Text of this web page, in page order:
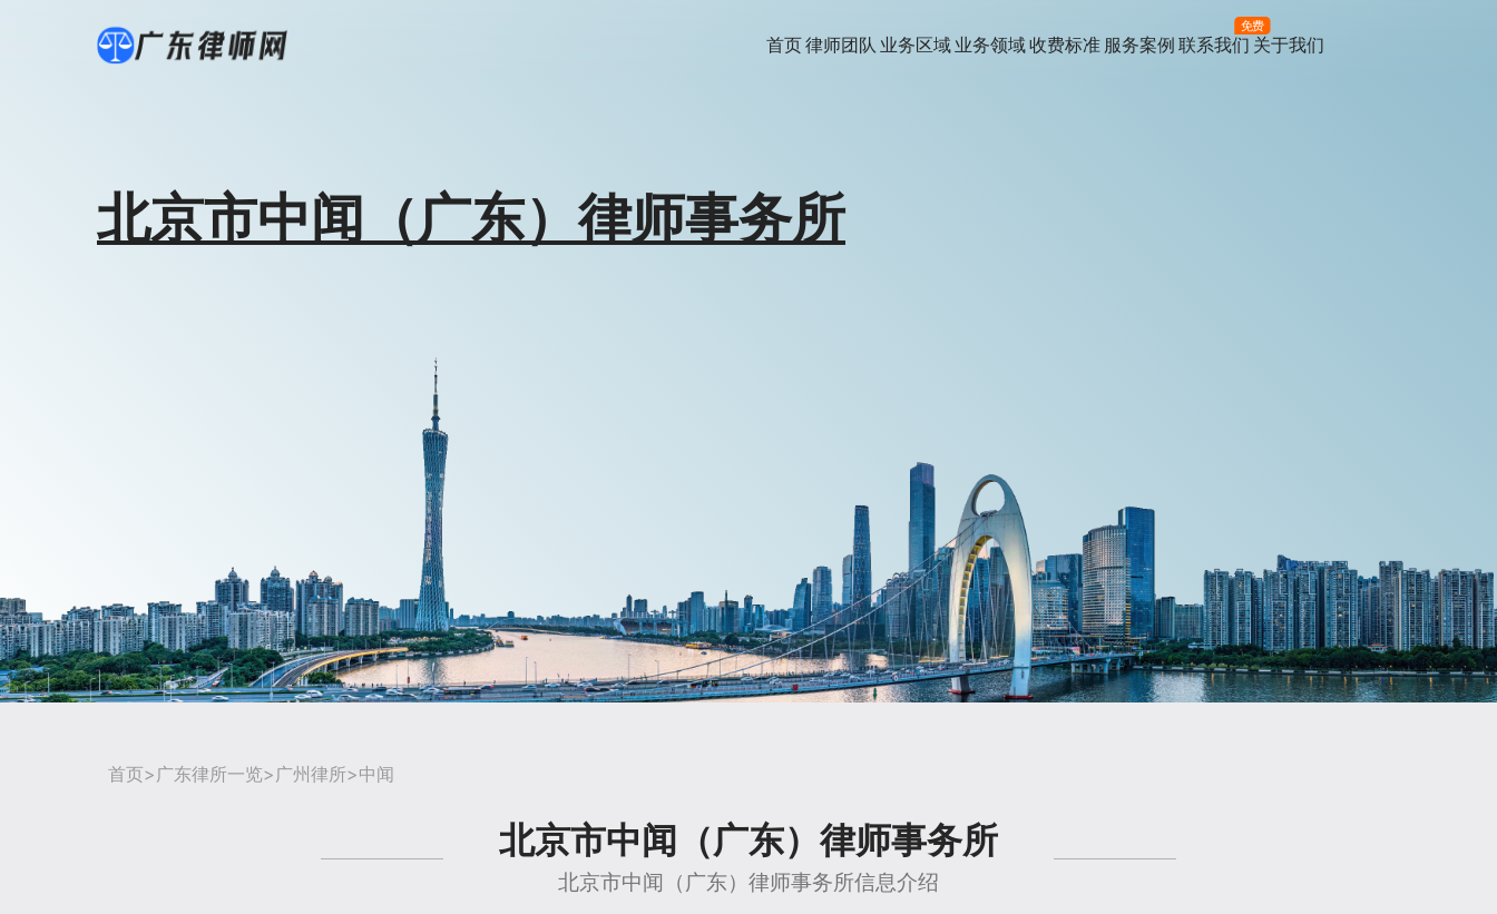
首页律师团队 业务区域 业务领域收费标准 服务案例 联系我们
免费
关于我们
北京市中闻（广东）律师事务所
首页> 广东律所一览> 广州律所>中闻
北京市中闻（广东）律师事务所
北京市中闻（广东）律师事务所信息介绍